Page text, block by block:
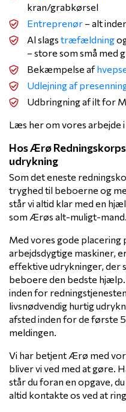
kran/grabkørsel
Entreprenør – alt
Al slags træfældning
– store som små med
Bekæmpelse af
Udlejning af
Udbringning af ilt for
Læs her om vores arbejde
Hos Ærø
udrykning
Som det eneste
tryghed til beboerne og
står vi altid klar med en
som Ærøs alt-muligt-mand.
Med vores gode
arbejdsdygtige maskiner,
effektive udrykninger, der
beboere den bedste
inden for
livsnødvendig hurtig
afsted inden for de første
meldingen.
Vi har betjent Ærø med
bliver vi ved med at gøre.
står du foran en opgave,
altid kontakte os ved at